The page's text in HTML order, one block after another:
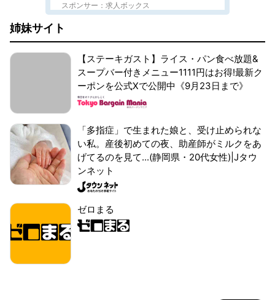
スポンサー：求人ボックス
姉妹サイト
【ステーキガスト】ライス・パン食べ放題&
スープバー付きメニュー1111円はお得!最新ク
ーポンを公式Xで公開中《9月23日まで》
「多指症」で生まれた娘と、受け止められな
い私。産後初めての夜、助産師がミルクをあ
げてるのを見て...(静岡県・20代女性)|Jタウ
ンネット
ゼロまる